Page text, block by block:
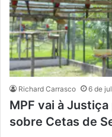
Richard Carrasco 6 de
MPF vai à
sobre Cetas de